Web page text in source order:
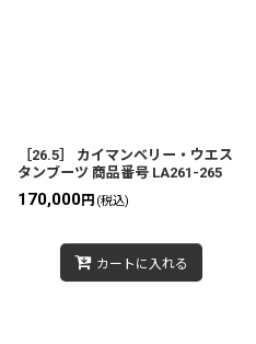
［26.5］ カイマンベリー・ウエス
タンブーツ 商品番号 LA261-265
170,000円 (税込)
カートに入れる